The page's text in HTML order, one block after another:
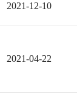
2021-12-10
2021-04-22